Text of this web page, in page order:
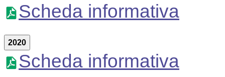
Scheda informativa
2020
Scheda informativa